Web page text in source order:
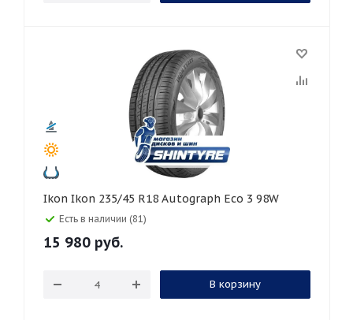
Ikon Ikon 235/45 R18 Autograph Eco 3 98W
Есть в наличии (81)
15 980 руб.
В корзину